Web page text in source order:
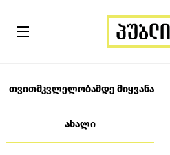
თვითმკვლელობამდე მიყვანა
ახალი